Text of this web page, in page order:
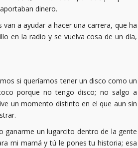
dinero.
a ayudar a hacer una carrera, que ha
en la radio y se vuelva cosa de un día,
si queríamos tener un disco como un
porque no tengo disco; no salgo a
un momento distinto en el que aun sin
ganarme un lugarcito dentro de la gente
mi mamá y tú le pones tu historia; esa